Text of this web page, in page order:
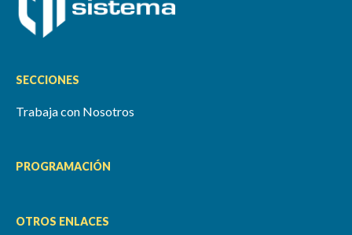
SECCIONES
Trabaja con Nosotros
PROGRAMACIÓN
OTROS ENLACES